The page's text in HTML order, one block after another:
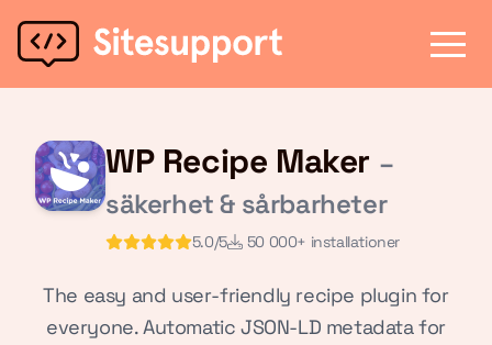
WP Recipe Maker –
säkerhet & sårbarheter
5.0/5 50 000+ installationer
The easy and user-friendly recipe plugin for
everyone. Automatic JSON-LD metadata for